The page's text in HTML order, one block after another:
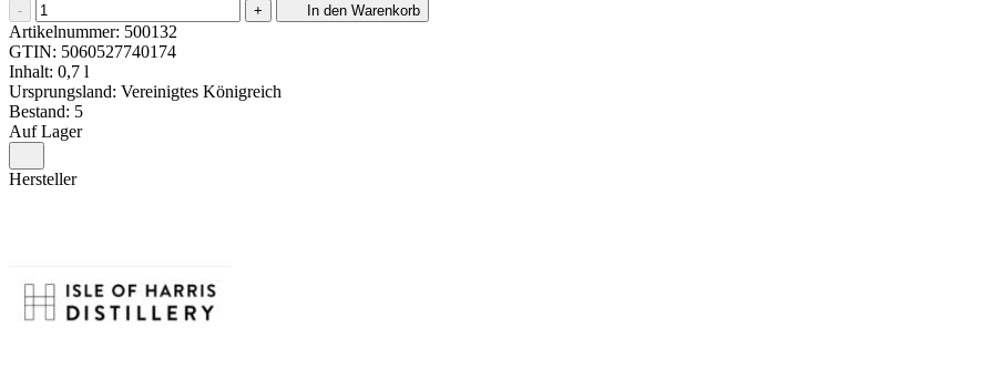
- + In den Warenkorb
Artikelnummer: 500132
GTIN: 5060527740174
Inhalt: 0,7 l
Ursprungsland: Vereinigtes Königreich
Bestand: 5
Auf Lager
Hersteller